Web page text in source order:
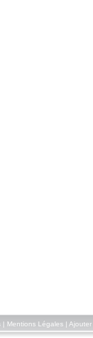
| Mentions Légales| Ajouter